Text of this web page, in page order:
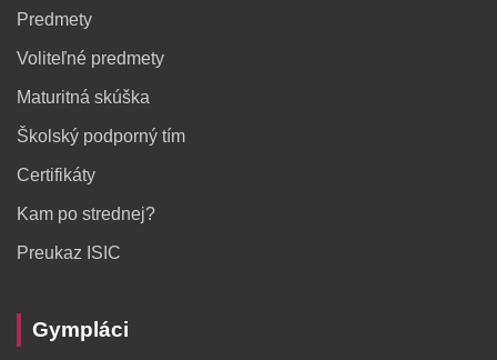
Predmety
Voliteľné predmety
Maturitná skúška
Školský podporný tím
Certifikáty
Kam po strednej?
Preukaz ISIC
Gympláci